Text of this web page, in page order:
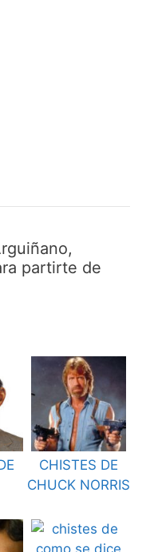
partirte de
CHISTES DE
CHUCK NORRIS